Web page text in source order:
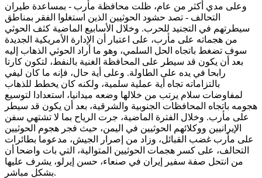
وعلى مدي أكثر من عام، ظلت محافظة مأرب - بمساعدة طيران
التحالف - تصد حشود الحوثيين الذين استغلوا الفقر بمناطق
سيطرتهم في التجنيد للحرب. وخلال الأسابيع الماضية كثف الحوثي
من هجماته على مأرب، على اعتبار أن الإدارة الأمريكية الجديدة
سوف تضغط باتجاه الحل السلمي، وهو ما أراد الحوثي الذهاب إليه
بعد أن يكون قد سيطر على المحافظة الغنية بالنفط، لتكون كارتا
رابحا في يده على الطاولة. وعلى أية حال، فإنه ما كان ليفي
بالتزاماته تجاه أية عملية سلمية، ولكنه كان يخطط للذهاب
لمفاوضات سلام يرتب من خلالها وضعه ميدانيا، استعدادا لتوسيع
هجومه باتجاه المحافظات الجنوبية والشرقية، بعد أن يكون قد سيطر
على مأرب. وخلال الفترة الماضية، جرت الرياح بما لا تشتهي سفن
الإيرانيين ووكلائهم الحوثيين في اليمن، حيث فجر هجوم الحوثيين
على مأرب غضب القبائل، وزاد من إصرار الجيش، مدعوما بطائرات
التحالف، على كسر هجمات الحوثيين المتوالية، التي بات واضحا أن
من انتحل صفة سفير إيران في صنعاء، حسن إيرلو، يشرف عليها
بشكل مباشر.